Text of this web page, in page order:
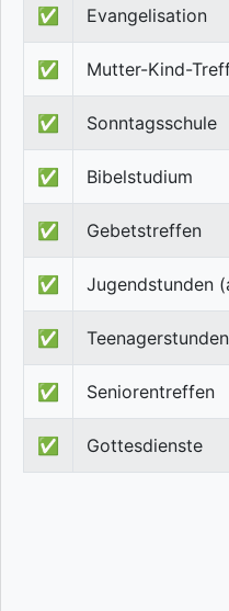
✅ Evangelisation
✅ Mutter-Kind-
✅ Sonntagsschule
✅ Bibelstudium
✅ Gebetstreffen
✅ Jugendstunden
✅
✅ Seniorentreffen
✅ Gottesdienste